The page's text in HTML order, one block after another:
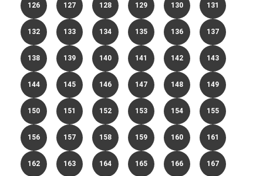
126 127 128 129 130 131
132 133 134 135 136 137
138 139 140 141 142 143
144 145 146 147 148 149
150 151 152 153 154 155
156 157 158 159 160 161
162 163 164 165 166 167